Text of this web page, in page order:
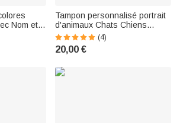
Nom et
Motif à
Tampon personnalisé portrait
d'animaux Chats Chiens
Oiseaux Perroquets Tampon
animalier Tampon encre pour
animaux Cadeau pour les
(4)
20,00 €